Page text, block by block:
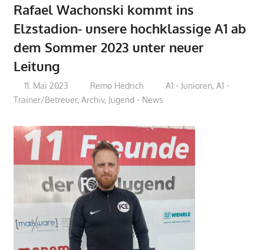
Rafael Wachonski kommt ins
Elzstadion- unsere hochklassige A1 ab
dem Sommer 2023 unter neuer
Leitung
11. Mai 2023 Remo Hedrich A1 - Junioren,A1 -
Trainer/Betreuer, Archiv, Jugend - News